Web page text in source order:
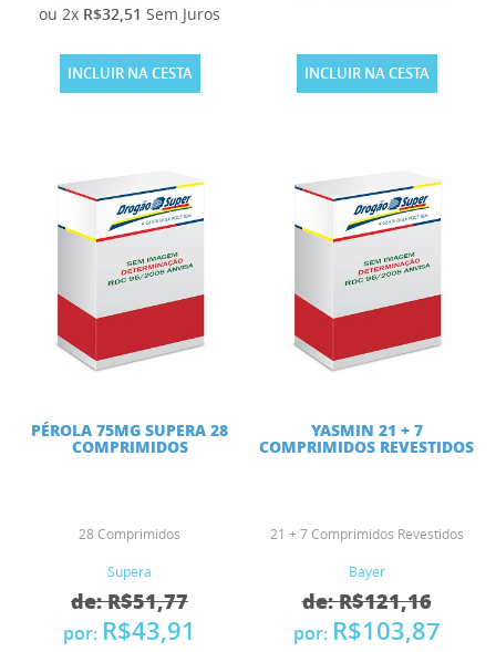
ou 2x R$32,51 Sem Juros
INCLUIR NA CESTA INCLUIR NA CESTA
PÉROLA 75MG SUPERA 28
COMPRIMIDOS
28 Comprimidos
Supera
de: R$51,77
por: R$43,91
YASMIN 21 + 7
COMPRIMIDOS REVESTIDOS
21 + 7 Comprimidos Revestidos
Bayer
de: R$121,16
por: R$103,87